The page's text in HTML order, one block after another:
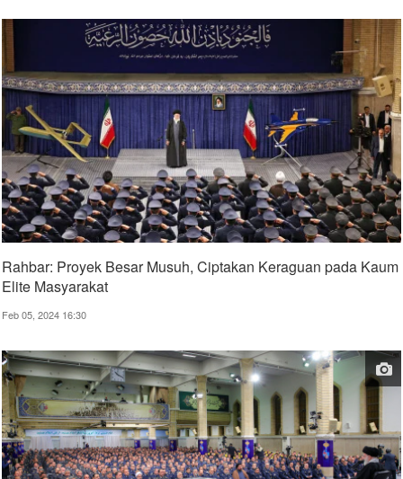
Rahbar: Proyek Besar Musuh, Ciptakan Keraguan pada Kaum
Elite Masyarakat
Feb 05, 2024 16:30